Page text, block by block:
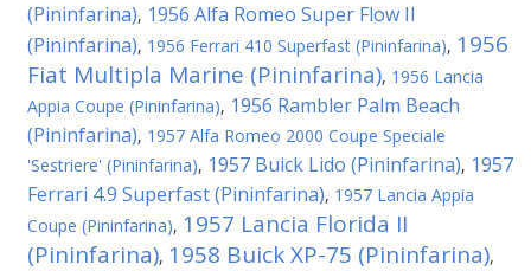
(Pininfarina), 1956 Alfa Romeo Super Flow II
(Pininfarina), 1956 Ferrari 410 Superfast (Pininfarina), 1956
Fiat Multipla Marine (Pininfarina), 1956 Lancia
Appia Coupe (Pininfarina), 1956 Rambler Palm Beach
(Pininfarina), 1957 Alfa Romeo 2000 Coupe Speciale
'Sestriere' (Pininfarina), 1957 Buick Lido (Pininfarina), 1957
Ferrari 4.9 Superfast (Pininfarina), 1957 Lancia Appia
Coupe (Pininfarina), 1957 Lancia Florida II
(Pininfarina), 1958 Buick XP-75 (Pininfarina),